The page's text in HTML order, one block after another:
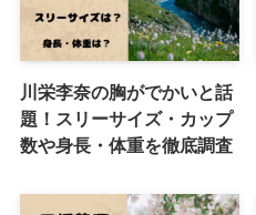
川栄李奈の胸がでかいと話
題！スリーサイズ・カップ
数や身長・体重を徹底調査